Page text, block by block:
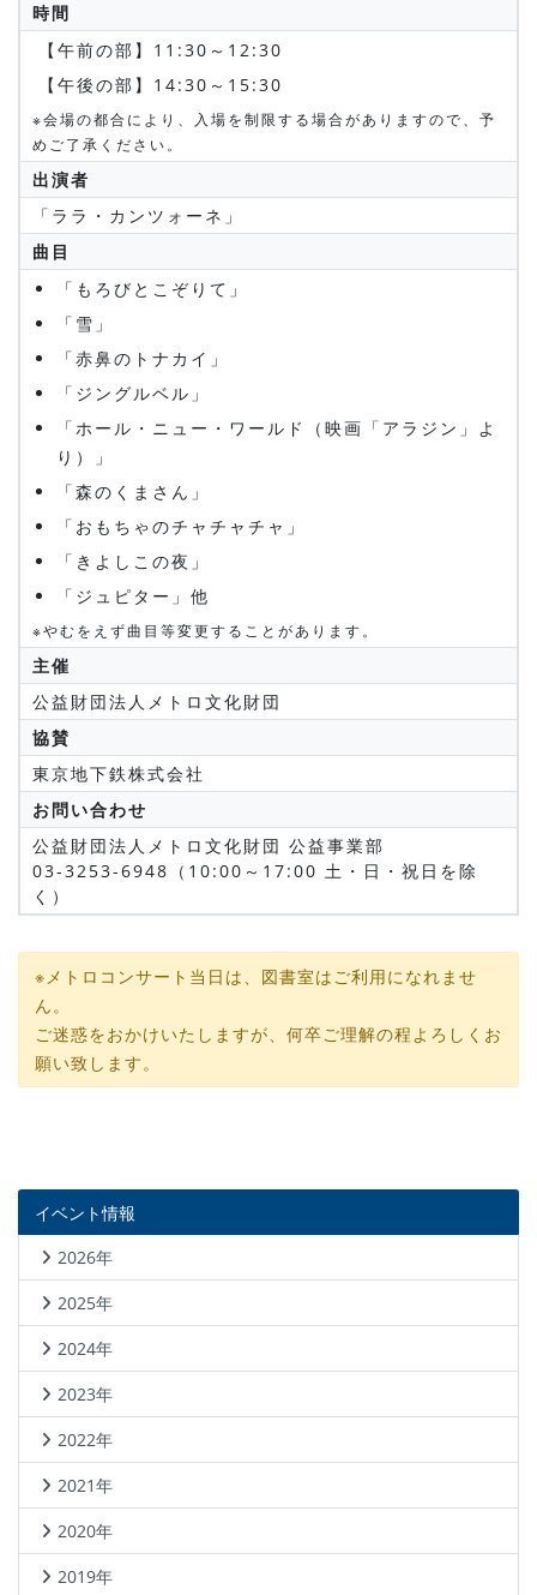
時間
【午前の部】11:30～12:30
【午後の部】14:30～15:30
※会場の都合により、入場を制限する場合がありますので、予
めご了承ください。
出演者
「ララ・カンツォーネ」
曲目
「もろびとこぞりて」
「雪」
「赤鼻のトナカイ」
「ジングルベル」
「ホール・ニュー・ワールド（映画「アラジン」よ
り）」
「森のくまさん」
「おもちゃのチャチャチャ」
「きよしこの夜」
「ジュピター」他
※やむをえず曲目等変更することがあります。
主催
公益財団法人メトロ文化財団
協賛
東京地下鉄株式会社
お問い合わせ
公益財団法人メトロ文化財団 公益事業部
03-3253-6948（10:00～17:00 土・日・祝日を除
く）
※メトロコンサート当日は、図書室はご利用になれませ
ん。
ご迷惑をおかけいたしますが、何卒ご理解の程よろしくお
願い致します。
イベント情報
2026年
2025年
2024年
2023年
2022年
2021年
2020年
2019年